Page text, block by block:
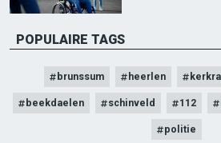
POPULAIRE TAGS
brunssum heerlen
beekdaelen schinveld 112
politie